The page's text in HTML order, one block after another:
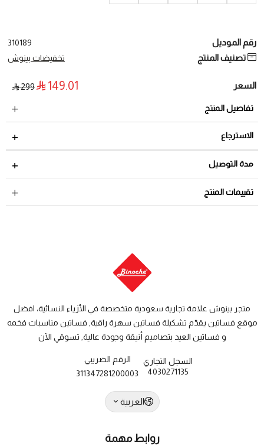
رقم الموديل 310189
تصنيف المنتج تخفيضات بينوش
السعر 149.01
299
تفاصيل المنتج
الاسترجاع
مدة الاسترجاع 2 أيام من تاريخ استلام الطلب
لمراجعة سياسة الاسترجاع عبر الرابط التالي
مدة التوصيل
داخل السعودية: من 3 الى 8 أيام عمل
تقييمات المنتج
متجر بينوش علامة تجارية سعودية متخصصة في الأزياء النسائية، افضل
موقع فساتين يقدّم تشكيلة فساتين سهرة راقية, فساتين مناسبات فخمه
و فساتين العيد بتصاميم أنيقة وجودة عالية, تسوقي الآن
السجل التجاري
4030271135
الرقم الضريبي
311347281200003
العربية
روابط مهمة